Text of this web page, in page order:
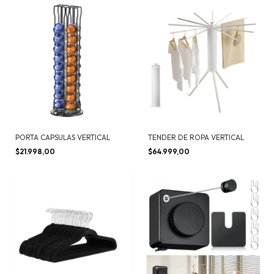
PORTA CAPSULAS VERTICAL
$21.998,00
TENDER DE ROPA VERTICAL
$64.999,00